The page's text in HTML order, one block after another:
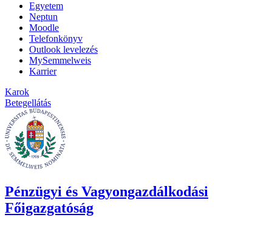
Egyetem
Neptun
Moodle
Telefonkönyv
Outlook levelezés
MySemmelweis
Karrier
Karok
Betegellátás
Pénzügyi és Vagyongazdálkodási
Főigazgatóság